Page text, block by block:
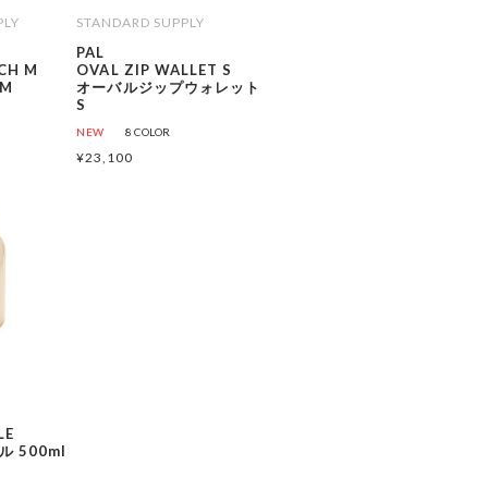
M
STANDARD SUPPLY
PAL
OVAL ZIP WALLET S
オーバルジップウォレット
S
NEW 8 COLOR
¥23,100
500ml